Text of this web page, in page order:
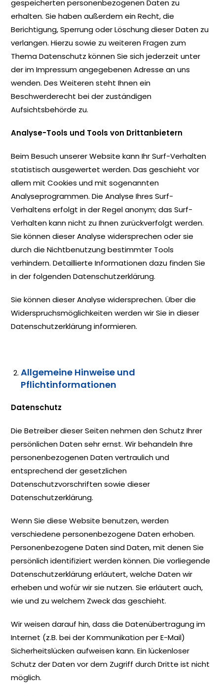
gespeicherten personenbezogenen Daten zu
erhalten. Sie haben außerdem ein Recht, die
Berichtigung, Sperrung oder Löschung dieser Daten zu
verlangen. Hierzu sowie zu weiteren Fragen zum
Thema Datenschutz können Sie sich jederzeit unter
der im Impressum angegebenen Adresse an uns
wenden. Des Weiteren steht Ihnen ein
Beschwerderecht bei der zuständigen
Aufsichtsbehörde zu.
Analyse-Tools und Tools von Drittanbietern
Beim Besuch unserer Website kann Ihr Surf-Verhalten
statistisch ausgewertet werden. Das geschieht vor
allem mit Cookies und mit sogenannten
Analyseprogrammen. Die Analyse Ihres Surf-
Verhaltens erfolgt in der Regel anonym; das Surf-
Verhalten kann nicht zu Ihnen zurückverfolgt werden.
Sie können dieser Analyse widersprechen oder sie
durch die Nichtbenutzung bestimmter Tools
verhindern. Detaillierte Informationen dazu finden Sie
in der folgenden Datenschutzerklärung.
Sie können dieser Analyse widersprechen. Über die
Widerspruchsmöglichkeiten werden wir Sie in dieser
Datenschutzerklärung informieren.
Allgemeine Hinweise und
Pflichtinformationen
Datenschutz
Die Betreiber dieser Seiten nehmen den Schutz Ihrer
persönlichen Daten sehr ernst. Wir behandeln Ihre
personenbezogenen Daten vertraulich und
entsprechend der gesetzlichen
Datenschutzvorschriften sowie dieser
Datenschutzerklärung.
Wenn Sie diese Website benutzen, werden
verschiedene personenbezogene Daten erhoben.
Personenbezogene Daten sind Daten, mit denen Sie
persönlich identifiziert werden können. Die vorliegende
Datenschutzerklärung erläutert, welche Daten wir
erheben und wofür wir sie nutzen. Sie erläutert auch,
wie und zu welchem Zweck das geschieht.
Wir weisen darauf hin, dass die Datenübertragung im
Internet (z.B. bei der Kommunikation per E-Mail)
Sicherheitslücken aufweisen kann. Ein lückenloser
Schutz der Daten vor dem Zugriff durch Dritte ist nicht
möglich.